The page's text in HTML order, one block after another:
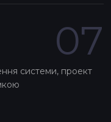
07
системи, проект